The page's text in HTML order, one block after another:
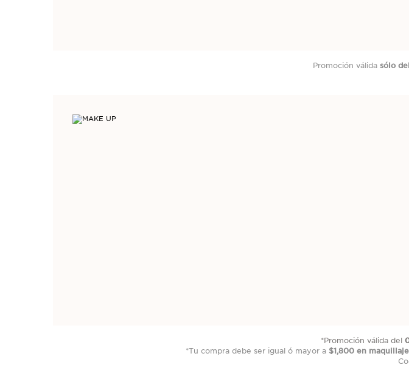
Promoción válida sólo
*Promoción válida del
*Tu compra debe ser igual ó mayor a$1,800 en